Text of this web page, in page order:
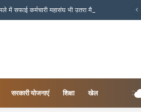
सफाई कर्मचारी महासंघ भी उतरा मैदान में
सरकारी योजनाएं शिक्षा खेल